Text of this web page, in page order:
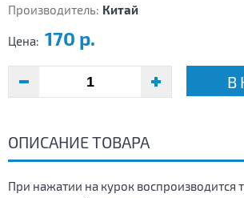
Производитель: Китай
Цена: 170 р.
В
ОПИСАНИЕ ТОВАРА
При нажатии на курок воспроизводится